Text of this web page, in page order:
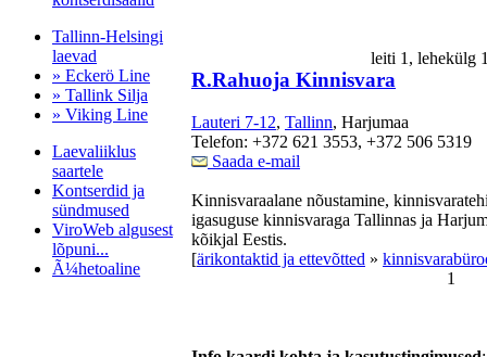
Tallinn-Helsingi
laevad
» Eckerö Line
» Tallink Silja
» Viking Line
Laevaliiklus
saartele
Kontserdid ja
sündmused
ViroWeb algusest
lõpuni...
Ã¼hetoaline
leiti 1,
R.Rahuoja Kinnisvara
Lauteri 7-12, Tallinn, Harjumaa
Telefon: +372 621 3553, +372 506 5319
Saada e-mail
Kinnisvaraalane nõustamine,
igasuguse kinnisvaraga Tallinnas ja
kõikjal Eestis.
[ärikontaktid ja ettevõtted »
1